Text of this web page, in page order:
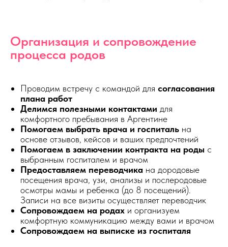
Организация и сопровождение
процесса родов
Проводим встречу с командой для согласования
плана работ
Делимся полезными контактами для
комфортного пребывания в Аргентине
Помогаем выбрать врача и госпиталь на
основе отзывов, кейсов и ваших предпочтений
Помогаем в заключении контракта на роды с
выбранным госпиталем и врачом
Предоставляем переводчика на дородовые
посещения врача, узи, анализы и послеродовые
осмотры мамы и ребенка (до 8 посещений).
Записи на все визиты осуществляет переводчик
Сопровождаем на родах и организуем
комфортную коммуникацию между вами и врачом
Сопровождаем на выписке из госпиталя